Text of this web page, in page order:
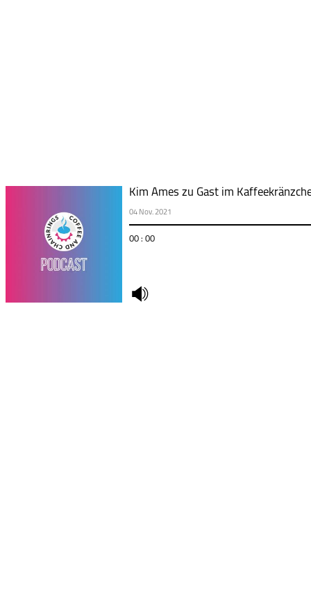
Kim Ames zu Gast im
04 Nov. 2021
00 : 00